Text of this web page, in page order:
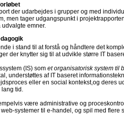
der udarbejdes i grupper og med
men tager udgangspunkt i
emner.
i stand til at forstå og håndtere det
der knytter sig til at udvikle større IT
(IS) som et organisatorisk system til
understøttes af IT baseret
eller en social kontekst,og deres
lang tid.
være administrative og
systemer til e-handel, og spil med flere